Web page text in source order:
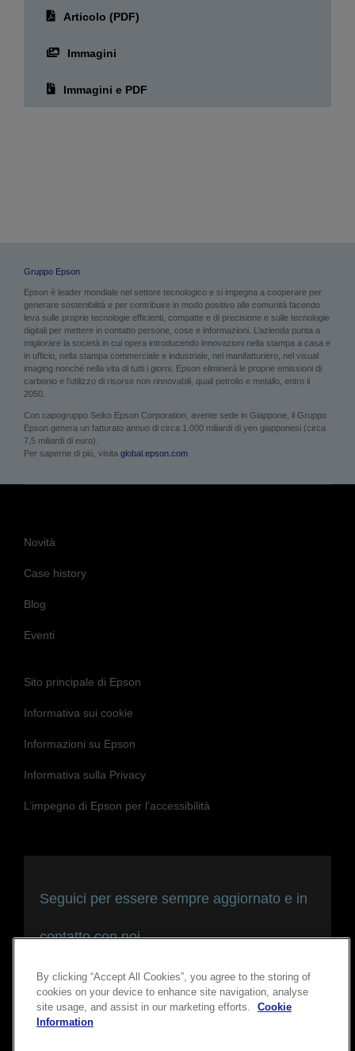
Articolo (PDF)
Immagini
Immagini e PDF
Gruppo Epson
Epson è leader mondiale nel settore tecnologico e si impegna a cooperare per
generare sostenibilità e per contribuire in modo positivo alle comunità facendo
leva sulle proprie tecnologie efficienti, compatte e di precisione e sulle tecnologie
digitali per mettere in contatto persone, cose e informazioni. L’azienda punta a
migliorare la società in cui opera introducendo innovazioni nella stampa a casa e
in ufficio, nella stampa commerciale e industriale, nel manifatturiero, nel visual
imaging nonché nella vita di tutti i giorni. Epson eliminerà le proprie emissioni di
carbonio e l’utilizzo di risorse non rinnovabili, quali petrolio e metallo, entro il
2050.
Con capogruppo Seiko Epson Corporation, avente sede in Giappone, il Gruppo
Epson genera un fatturato annuo di circa 1.000 miliardi di yen giapponesi (circa
7,5 miliardi di euro).
Per saperne di più, visita global.epson.com
Novità
Case history
Blog
Eventi
Sito principale di Epson
Informativa sui cookie
Informazioni su Epson
Informativa sulla Privacy
L’impegno di Epson per l’accessibilità
Seguici per essere sempre aggiornato e in
contatto con noi
By clicking “Accept All Cookies”, you agree to the storing of
cookies on your device to enhance site navigation, analyse
site usage, and assist in our marketing efforts.
Cookie
Information